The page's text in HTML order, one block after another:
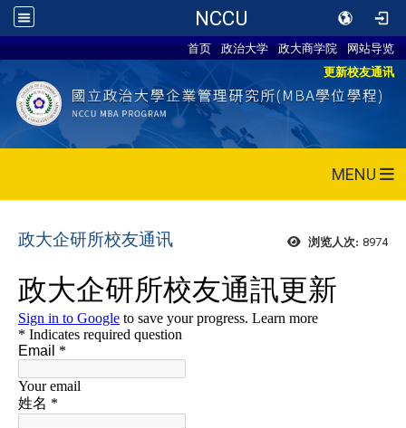
NCCU
首页 政治大学 政大商学院
网站导览
更新校友通讯
MENU
浏览人次: 8974
政大企研所校友通讯